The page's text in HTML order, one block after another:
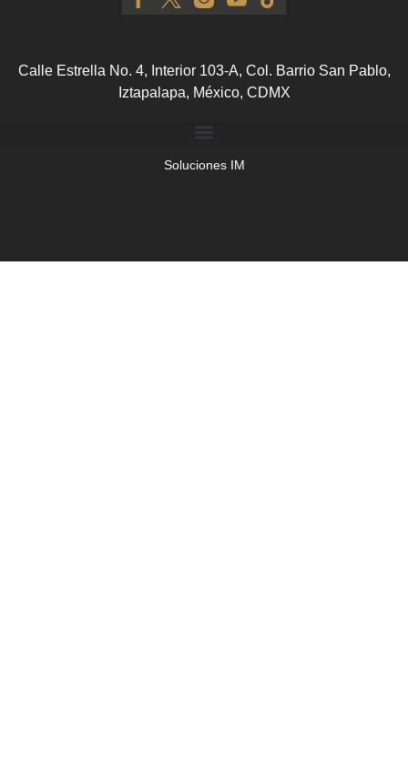
Calle Estrella No. 4, Interior 103-A, Col. Barrio San Pablo,
Iztapalapa, México, CDMX
Soluciones IM